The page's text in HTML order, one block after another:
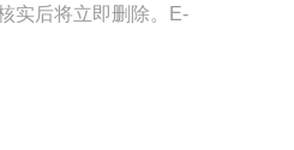
实后将立即删除。E-